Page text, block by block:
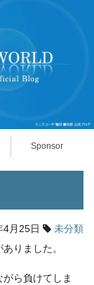
Sponsor
4月25日
未分類
りました。
ら負けてしま